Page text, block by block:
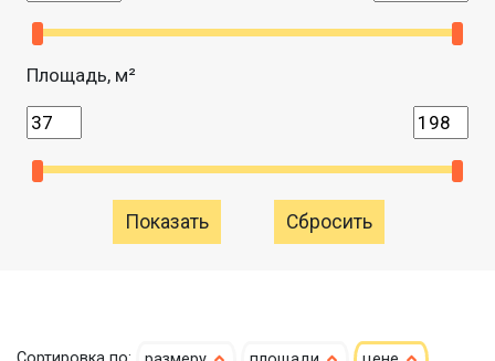
Площадь, м²
Сбросить